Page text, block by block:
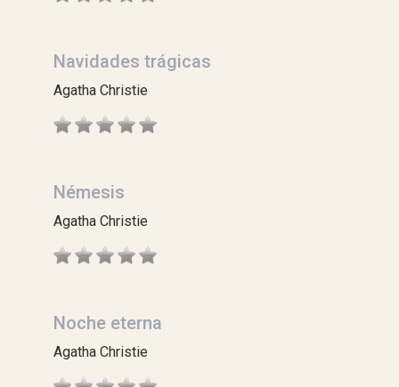
Navidades trágicas
Agatha Christie
Némesis
Agatha Christie
Noche eterna
Agatha Christie